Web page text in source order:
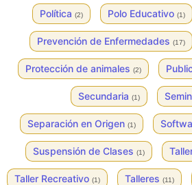
Política (2) Polo Educativo (1)
Prevención de Enfermedades (17)
Protección de animales (2)
Secundaria (1)
Separación en Origen (1)
Suspensión de Clases (1)
Taller Recreativo (1) Talleres (11)